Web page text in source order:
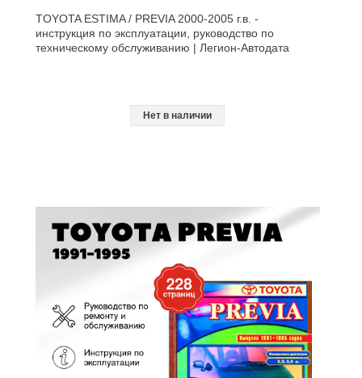
TOYOTA ESTIMA / PREVIA 2000-2005 г.в. -
инструкция по эксплуатации, руководство по
техническому обслуживанию | Легион-Aвтодата
Нет в наличии